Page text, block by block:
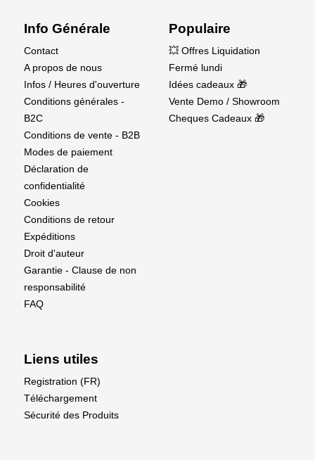
Info Générale
Contact
A propos de nous
Infos / Heures d'ouverture
Conditions générales -
B2C
Conditions de vente - B2B
Modes de paiement
Déclaration de
confidentialité
Cookies
Conditions de retour
Expéditions
Droit d'auteur
Garantie - Clause de non
responsabilité
FAQ
Populaire
💥 Offres Liquidation
Fermé lundi
Idées cadeaux 🎁
Vente Demo / Showroom
Cheques Cadeaux 🎁
Liens utiles
Registration (FR)
Téléchargement
Sécurité des Produits